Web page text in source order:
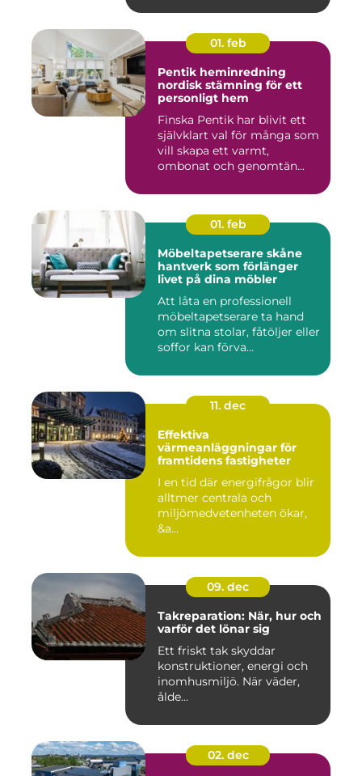
01. feb
Pentik heminredning
nordisk stämning för ett
personligt hem
Finska Pentik har blivit ett
självklart val för många som
vill skapa ett varmt,
ombonat och genomtän...
01. feb
Möbeltapetserare skåne
hantverk som förlänger
livet på dina möbler
Att låta en professionell
möbeltapetserare ta hand
om slitna stolar, fåtöljer eller
soffor kan förva...
11. dec
Effektiva
värmeanläggningar för
framtidens fastigheter
I en tid där energifrågor blir
alltmer centrala och
miljömedvetenheten ökar,
&a...
09. dec
Takreparation: När, hur och
varför det lönar sig
Ett friskt tak skyddar
konstruktioner, energi och
inomhusmiljö. När väder,
ålde...
02. dec